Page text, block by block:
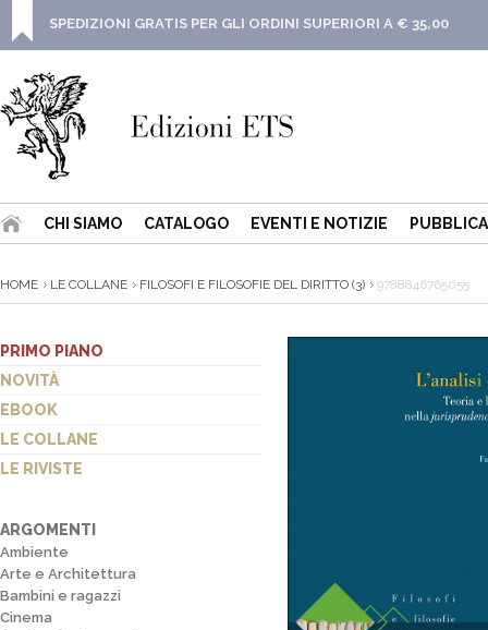
SPEDIZIONI GRATIS PER GLI ORDINI SUPERIORI A € 35,00
CHI SIAMO CATALOGO EVENTI E NOTIZIE
HOME LE COLLANE FILOSOFI E FILOSOFIE DEL DIRITTO (3) 9788846765055
PRIMO PIANO
NOVITÀ
EBOOK
LE COLLANE
LE RIVISTE
ARGOMENTI
Ambiente
Arte e Architettura
Bambini e ragazzi
Cinema